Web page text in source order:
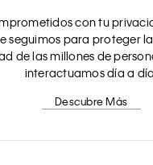
con tu
seguimos para proteger
de las millones de
interactuamos día a día.
Descubre Más